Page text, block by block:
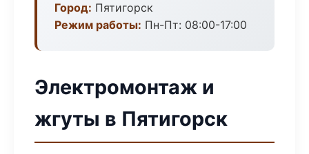
Город: Пятигорск
Режим работы: Пн-Пт: 08:00-17:00
Электромонтаж и
жгуты в Пятигорск